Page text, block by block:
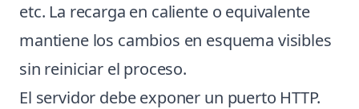
etc. La recarga en caliente o equivalente
mantiene los cambios en esquema visibles
sin reiniciar el proceso.
El servidor debe exponer un puerto HTTP.